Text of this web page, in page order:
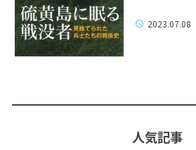
2023.07.08
人気記事